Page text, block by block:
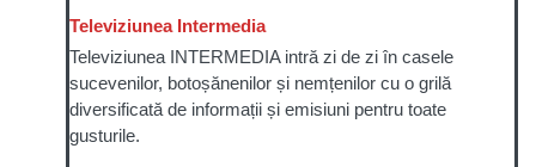
Televiziunea Intermedia
Televiziunea INTERMEDIA intră zi de zi în casele
sucevenilor, botoșănenilor și nemțenilor cu o grilă
diversificată de informații și emisiuni pentru toate
gusturile.